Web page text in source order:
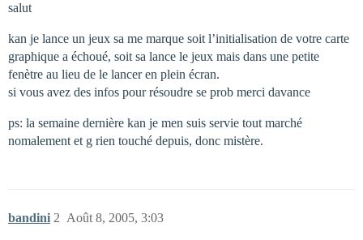
salut
kan je lance un jeux sa me marque soit l’initialisation de votre carte
graphique a échoué, soit sa lance le jeux mais dans une petite
fenètre au lieu de le lancer en plein écran.
si vous avez des infos pour résoudre se prob merci davance
ps: la semaine dernière kan je men suis servie tout marché
nomalement et g rien touché depuis, donc mistère.
bandini Août 8, 2005, 3:03
2